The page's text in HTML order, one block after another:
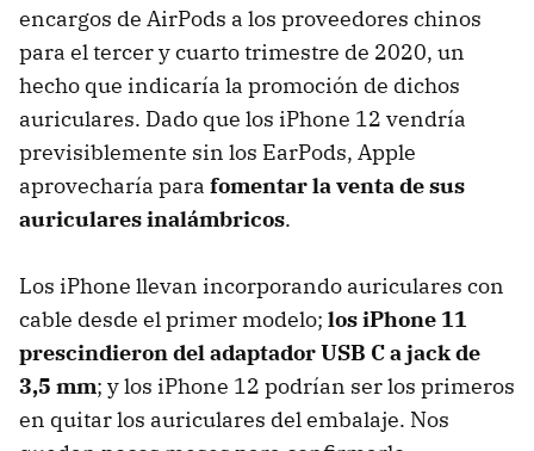
encargos de AirPods a los proveedores chinos
para el tercer y cuarto trimestre de 2020, un
hecho que indicaría la promoción de dichos
auriculares. Dado que los iPhone 12 vendría
previsiblemente sin los EarPods, Apple
aprovecharía para fomentar la venta de sus
auriculares inalámbricos.
Los iPhone llevan incorporando auriculares con
cable desde el primer modelo; los iPhone 11
prescindieron del adaptador USB C a jack de
3,5 mm; y los iPhone 12 podrían ser los primeros
en quitar los auriculares del embalaje. Nos